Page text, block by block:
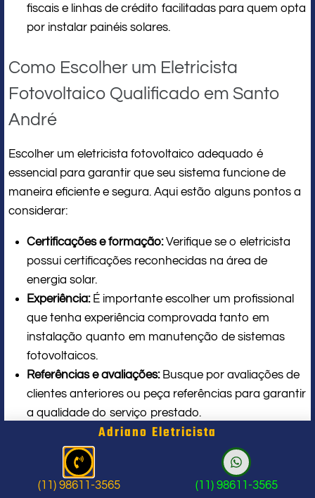
fiscais e linhas de crédito facilitadas para quem opta
por instalar painéis solares.
Como Escolher um Eletricista
Fotovoltaico Qualificado em Santo
André
Escolher um eletricista fotovoltaico adequado é
essencial para garantir que seu sistema funcione de
maneira eficiente e segura. Aqui estão alguns pontos a
considerar:
Certificações e formação:Verifique se o eletricista
possui certificações reconhecidas na área de
energia solar.
Experiência:É importante escolher um profissional
que tenha experiência comprovada tanto em
instalação quanto em manutenção de sistemas
fotovoltaicos.
Referências e avaliações:Busque por avaliações de
clientes anteriores ou peça referências para garantir
a qualidade do serviço prestado.
Conformidade com normas:O eletricista deve seguir
as normas técnicas e de segurança estabelecidas
pela ANEEL e pelas normas da ABNT.
Adriano Eletricista
(11) 98611-3565 (11) 98611-3565